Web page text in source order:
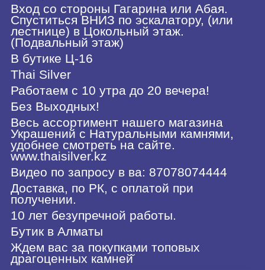
Вход со стороны Гагарина или Абая.
Спуститься ВНИЗ по эскалатору, (или
лестнице) в Цокольный этаж.
(Подвальный этаж)
В бутике Ц-16
Thai Silver
Работаем с 10 утра до 20 вечера!
Без Выходных!
Весь ассортимент нашего магазина
Украшений с Натуральными камнями,
удобнее смотреть на сайте.
www.thaisilver.kz
Видео по запросу в ва: 87078074444
Доставка, по РК, с оплатой при
получении.
10 лет безупречной работы.
Бутик в Алматы
Ждем вас за покупками топовых
драгоценных камней̆